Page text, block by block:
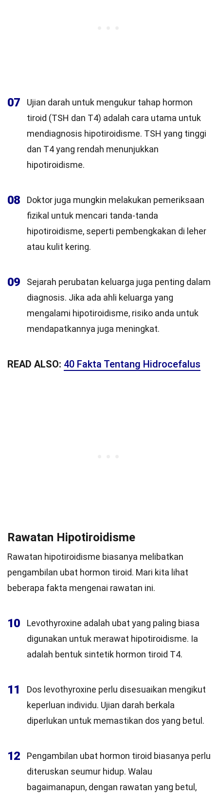
07
Ujian darah untuk mengukur tahap hormon
tiroid (TSH dan T4) adalah cara utama untuk
mendiagnosis hipotiroidisme. TSH yang tinggi
dan T4 yang rendah menunjukkan
hipotiroidisme.
08
Doktor juga mungkin melakukan pemeriksaan
fizikal untuk mencari tanda-tanda
hipotiroidisme, seperti pembengkakan di leher
atau kulit kering.
09
Sejarah perubatan keluarga juga penting dalam
diagnosis. Jika ada ahli keluarga yang
mengalami hipotiroidisme, risiko anda untuk
mendapatkannya juga meningkat.
READ ALSO: 40 Fakta Tentang Hidrocefalus
Rawatan Hipotiroidisme
Rawatan hipotiroidisme biasanya melibatkan
pengambilan ubat hormon tiroid. Mari kita lihat
beberapa fakta mengenai rawatan ini.
10
Levothyroxine adalah ubat yang paling biasa
digunakan untuk merawat hipotiroidisme. Ia
adalah bentuk sintetik hormon tiroid T4.
11
Dos levothyroxine perlu disesuaikan mengikut
keperluan individu. Ujian darah berkala
diperlukan untuk memastikan dos yang betul.
12
Pengambilan ubat hormon tiroid biasanya perlu
diteruskan seumur hidup. Walau
bagaimanapun, dengan rawatan yang betul,